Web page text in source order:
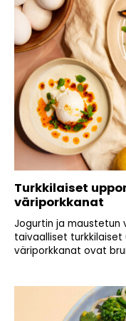
Turkkilaiset
väriporkkanat
Jogurtin ja maustetun
taivaalliset
väriporkkanat ovat